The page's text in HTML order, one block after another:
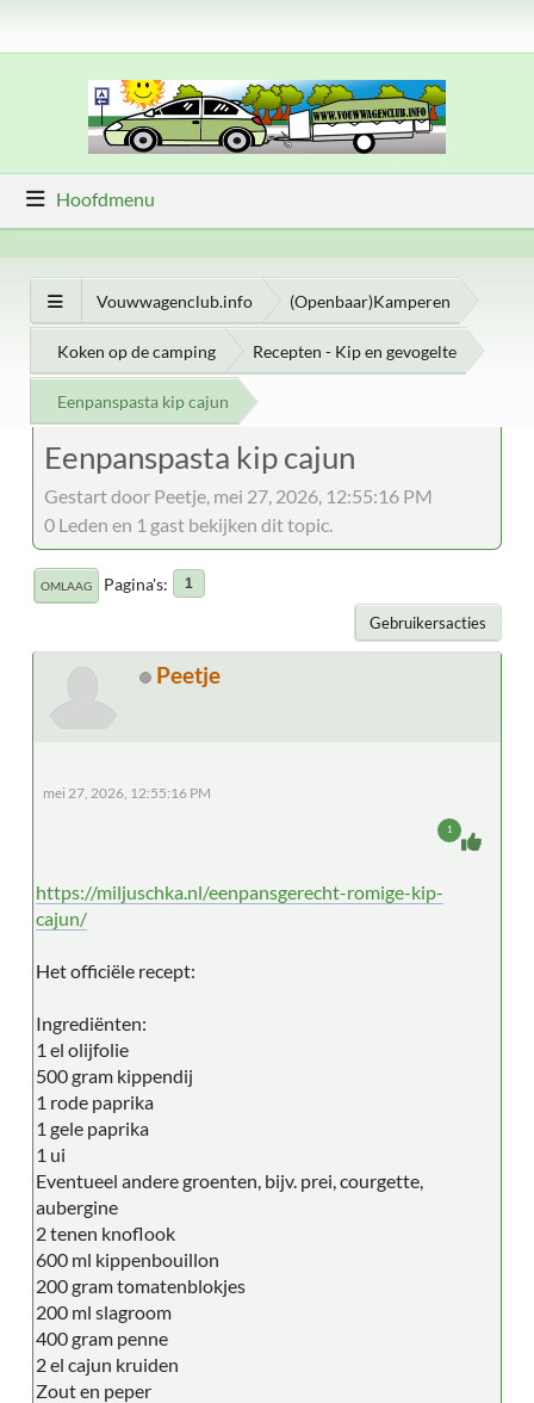
Hoofdmenu
Vouwwagenclub.info (Openbaar)Kamperen
Koken op de camping Recepten - Kip en gevogelte
Eenpanspasta kip cajun
Eenpanspasta kip cajun
Gestart door Peetje, mei 27, 2026, 12:55:16 PM
0 Leden en 1 gast bekijken dit topic.
OMLAAG Pagina's 1
Gebruikersacties
Peetje
mei 27, 2026, 12:55:16 PM
https://miljuschka.nl/eenpansgerecht-romige-kip-
cajun/
Het officiële recept:
Ingrediënten:
1 el olijfolie
500 gram kippendij
1 rode paprika
1 gele paprika
1 ui
Eventueel andere groenten, bijv. prei, courgette,
aubergine
2 tenen knoflook
600 ml kippenbouillon
200 gram tomatenblokjes
200 ml slagroom
400 gram penne
2 el cajun kruiden
Zout en peper
1